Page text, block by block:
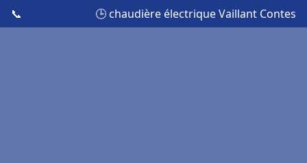
📞 🕒 chaudière électrique Vaillant Contes